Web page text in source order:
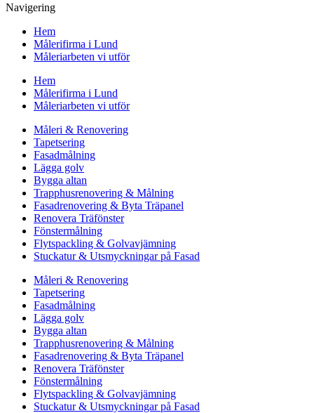
Navigering
Hem
Målerifirma i Lund
Måleriarbeten vi utför
Hem
Målerifirma i Lund
Måleriarbeten vi utför
Måleri & Renovering
Tapetsering
Fasadmålning
Lägga golv
Bygga altan
Trapphusrenovering & Målning
Fasadrenovering & Byta Träpanel
Renovera Träfönster
Fönstermålning
Flytspackling & Golvavjämning
Stuckatur & Utsmyckningar på Fasad
Måleri & Renovering
Tapetsering
Fasadmålning
Lägga golv
Bygga altan
Trapphusrenovering & Målning
Fasadrenovering & Byta Träpanel
Renovera Träfönster
Fönstermålning
Flytspackling & Golvavjämning
Stuckatur & Utsmyckningar på Fasad